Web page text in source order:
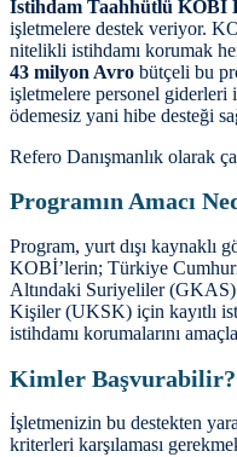
İstihdam Taahhütlü KOBİ
işletmelere destek veriyor.
nitelikli istihdamı korumak
43 milyon Avro bütçeli bu
işletmelere personel giderleri
ödemesiz yani hibe desteği
Refero Danışmanlık olarak
Programın Amacı
Program, yurt dışı kaynaklı
KOBİ’lerin; Türkiye
Altındaki Suriyeliler (GKAS)
Kişiler (UKSK) için kayıtlı
istihdamı korumalarını
Kimler Başvurabilir?
İşletmenizin bu destekten
kriterleri karşılaması